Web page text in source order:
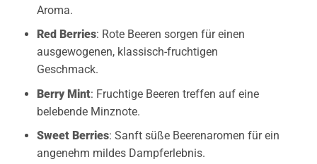
Aroma.
Red Berries: Rote Beeren sorgen für einen
ausgewogenen, klassisch-fruchtigen
Geschmack.
Berry Mint: Fruchtige Beeren treffen auf eine
belebende Minznote.
Sweet Berries: Sanft süße Beerenaromen für ein
angenehm mildes Dampferlebnis.